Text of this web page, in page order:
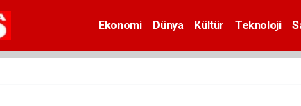
Ekonomi Dünya Kültür Teknoloji